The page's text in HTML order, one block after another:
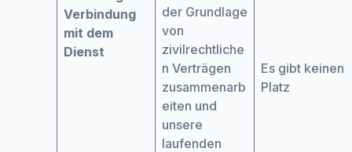
Verbindung
mit dem
Dienst
der Grundlage
von
zivilrechtliche
n Verträgen
zusammenarb
eiten und
unsere
laufenden
Es gibt keinen
Platz